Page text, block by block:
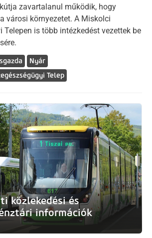
zavartalanul működik, hogy
városi környezetet. A Miskolci
Telepen is több intézkedést vezettek be
Nyár
Telep
közlekedési és
információk